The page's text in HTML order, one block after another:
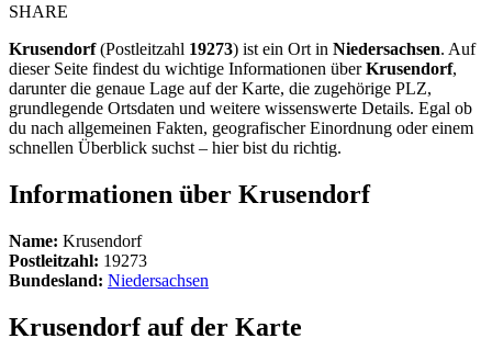
SHARE
Krusendorf(Postleitzahl 19273) ist ein Ort in Niedersachsen. Auf
dieser Seite findest du wichtige Informationen überKrusendorf,
darunter die genaue Lage auf der Karte, die zugehörige PLZ,
grundlegende Ortsdaten und weitere wissenswerte Details. Egal ob
du nach allgemeinen Fakten, geografischer Einordnung oder einem
schnellen Überblick suchst – hier bist du richtig.
Informationen über Krusendorf
Name: Krusendorf
Postleitzahl: 19273
Bundesland: Niedersachsen
Krusendorf auf der Karte